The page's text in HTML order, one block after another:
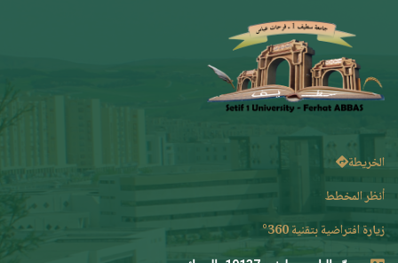
الخريطة
أنظر المخطط
زيارة افتراضية بتقنية 360°